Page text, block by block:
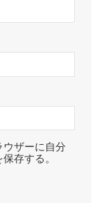
ウザーに自分
存する。